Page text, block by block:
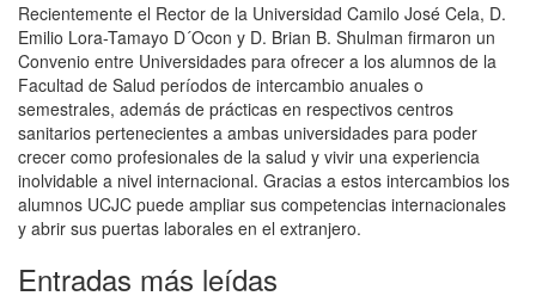
Recientemente el Rector de la Universidad Camilo José Cela, D.
Emilio Lora-Tamayo D´Ocon y D. Brian B. Shulman firmaron un
Convenio entre Universidades para ofrecer a los alumnos de la
Facultad de Salud períodos de intercambio anuales o
semestrales, además de prácticas en respectivos centros
sanitarios pertenecientes a ambas universidades para poder
crecer como profesionales de la salud y vivir una experiencia
inolvidable a nivel internacional. Gracias a estos intercambios los
alumnos UCJC puede ampliar sus competencias internacionales
y abrir sus puertas laborales en el extranjero.
Entradas más leídas